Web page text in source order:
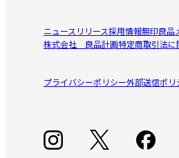
ニュースリリース採用情報無印良品
株式会社 良品計画特定商取引法
プライバシーポリシー外部送信ポリ